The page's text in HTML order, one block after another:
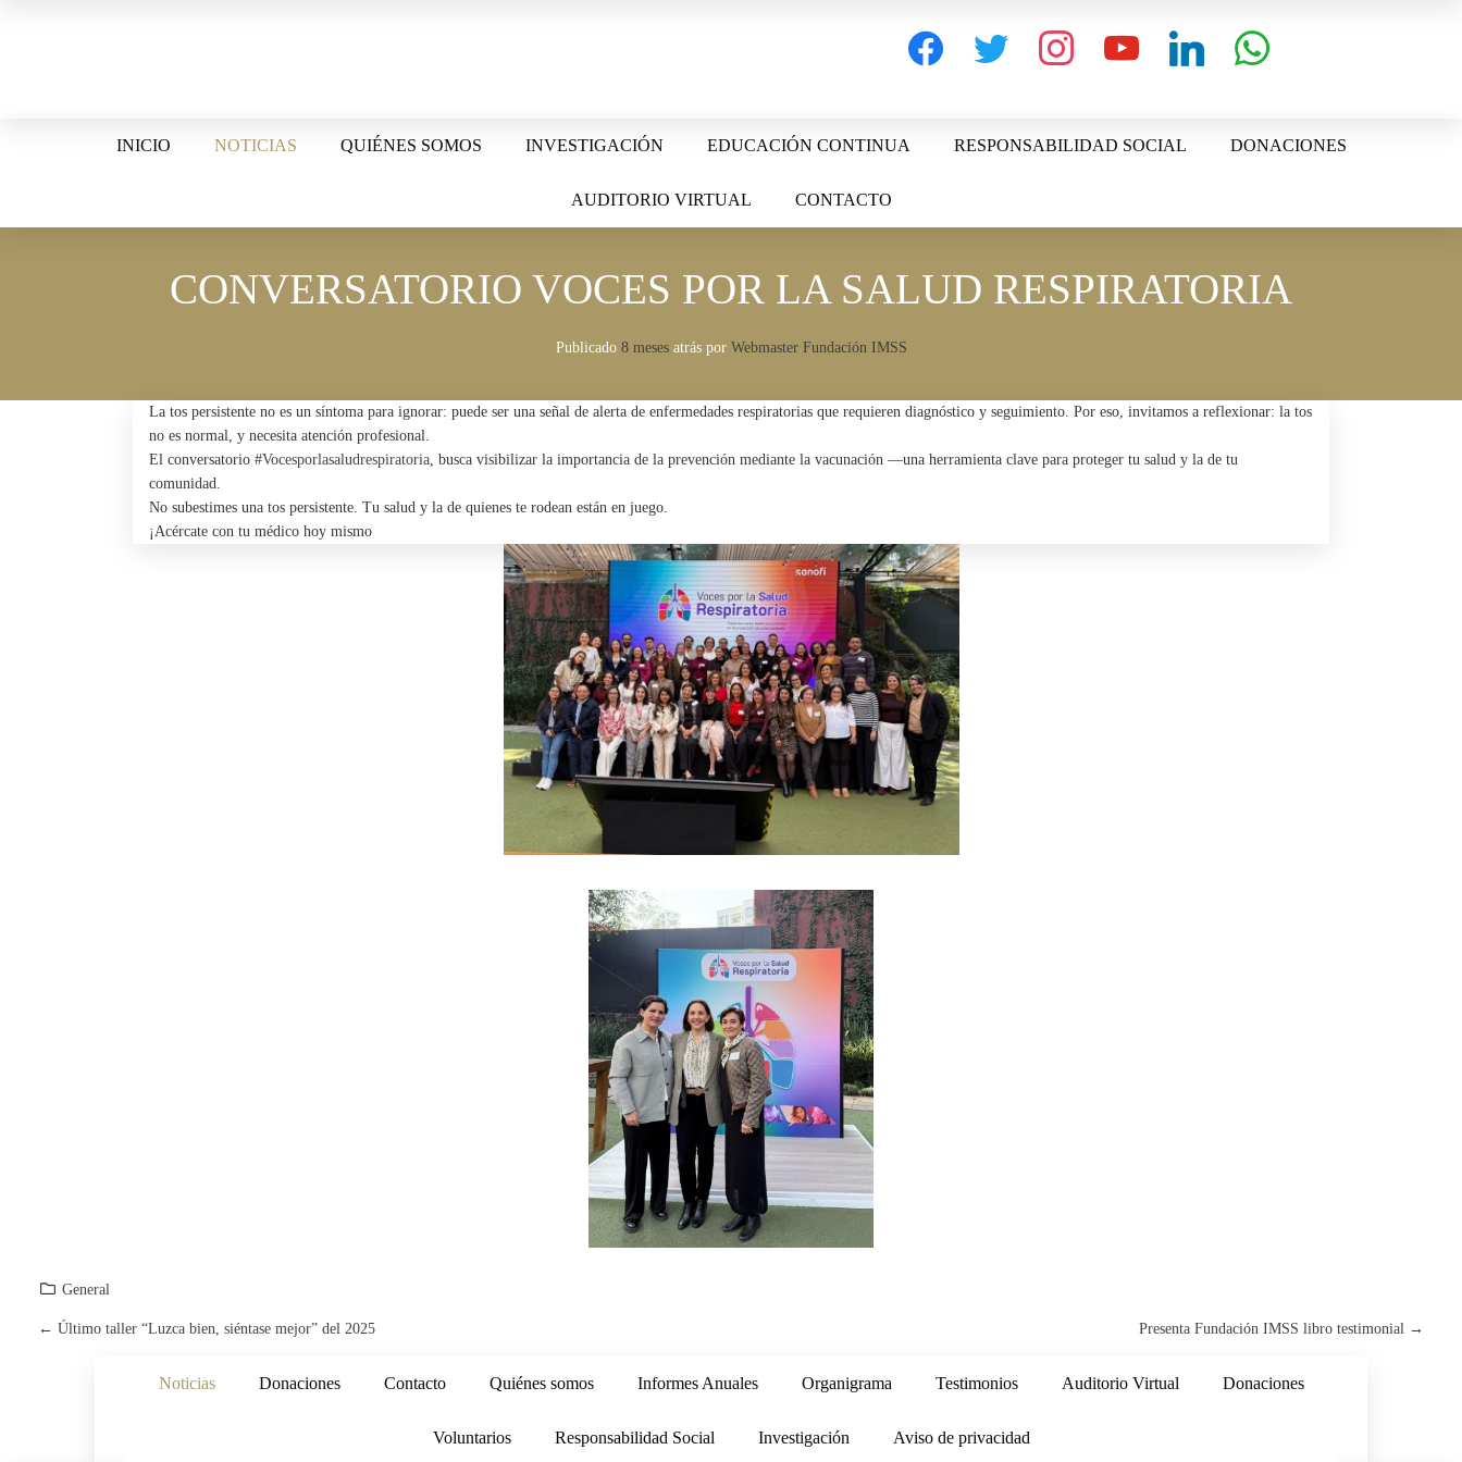
facebook twitter instagram youtube linkedin whatsapp
INICIO NOTICIAS QUIÉNES SOMOS INVESTIGACIÓN EDUCACIÓN CONTINUA RESPONSABILIDAD SOCIAL DONACIONES
AUDITORIO VIRTUAL CONTACTO
CONVERSATORIO VOCES POR LA SALUD RESPIRATORIA
Publicado 8 mesesatrás por Webmaster Fundación IMSS
La tos persistente no es un síntoma para ignorar: puede ser una señal de alerta de enfermedades respiratorias que requieren diagnóstico y seguimiento. Por eso, invitamos a reflexionar: la tos
no es normal, y necesita atención profesional.
El conversatorio #Vocesporlasaludrespiratoria, busca visibilizar la importancia de la prevención mediante la vacunación —una herramienta clave para proteger tu salud y la de tu
comunidad.
No subestimes una tos persistente. Tu salud y la de quienes te rodean están en juego.
¡Acércate con tu médico hoy mismo
General
P
← Último taller “Luzca bien, siéntase mejor” del 2025 Presenta Fundación IMSS libro testimonial →
Noticias Donaciones Contacto Quiénes somos Informes Anuales Organigrama Testimonios Auditorio Virtual Donaciones
Voluntarios Responsabilidad Social Investigación Aviso de privacidad